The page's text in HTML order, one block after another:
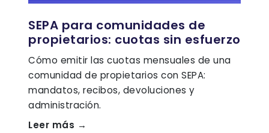
SEPA para comunidades de
propietarios: cuotas sin esfuerzo
Cómo emitir las cuotas mensuales de una
comunidad de propietarios con SEPA:
mandatos, recibos, devoluciones y
administración.
Leer más →